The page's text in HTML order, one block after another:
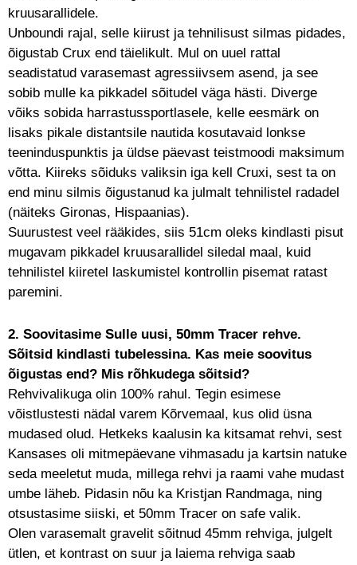
kruusarallidele.
Unboundi rajal, selle kiirust ja tehnilisust silmas pidades,
õigustab Crux end täielikult. Mul on uuel rattal
seadistatud varasemast agressiivsem asend, ja see
sobib mulle ka pikkadel sõitudel väga hästi. Diverge
võiks sobida harrastussportlasele, kelle eesmärk on
lisaks pikale distantsile nautida kosutavaid lonkse
teeninduspunktis ja üldse päevast teistmoodi maksimum
võtta. Kiireks sõiduks valiksin iga kell Cruxi, sest ta on
end minu silmis õigustanud ka julmalt tehnilistel radadel
(näiteks Gironas, Hispaanias).
Suurustest veel rääkides, siis 51cm oleks kindlasti pisut
mugavam pikkadel kruusarallidel siledal maal, kuid
tehnilistel kiiretel laskumistel kontrollin pisemat ratast
paremini.
2. Soovitasime Sulle uusi, 50mm Tracer rehve.
Sõitsid kindlasti tubelessina. Kas meie soovitus
õigustas end? Mis rõhkudega sõitsid?
Rehvivalikuga olin 100% rahul. Tegin esimese
võistlustesti nädal varem Kõrvemaal, kus olid üsna
mudased olud. Hetkeks kaalusin ka kitsamat rehvi, sest
Kansases oli mitmepäevane vihmasadu ja kartsin natuke
seda meeletut muda, millega rehvi ja raami vahe mudast
umbe läheb. Pidasin nõu ka Kristjan Randmaga, ning
otsustasime siiski, et 50mm Tracer on safe valik.
Olen varasemalt gravelit sõitnud 45mm rehviga, julgelt
ütlen, et kontrast on suur ja laiema rehviga saab